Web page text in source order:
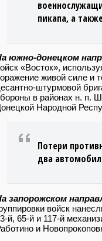
пикапа, а
южно-донецком
«Восток»,
живой силе и
штурмовой
в районах н. п.
Народной
Потери
два
запорожском
войск
й, 65-й и 117-й
и